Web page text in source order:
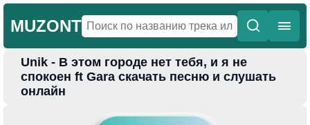
MUZONT
Главная
Новинки
Unik - В этом городе нет тебя, и я не
спокоен ft Gara скачать песню и слушать
онлайн